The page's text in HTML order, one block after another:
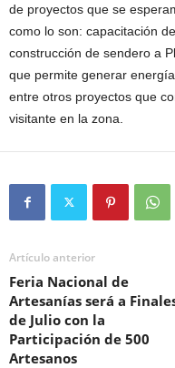
de proyectos que se
como lo son: capacitación
construcción de sendero a
que permite generar
entre otros proyectos que
visitante en la zona.
Artículo anterior
Feria Nacional de
Artesanías será a
de Julio con la
Participación de 500
Artesanos